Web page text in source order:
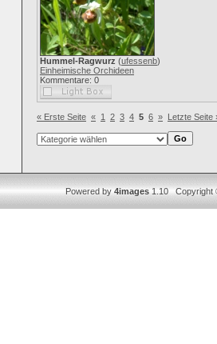
Hummel-Ragwurz (ufessenb)
Einheimische Orchideen
Kommentare: 0
« Erste Seite « 1 2 3 4 5 6 » Letzte Seite
Powered by4images1.10 Copyright